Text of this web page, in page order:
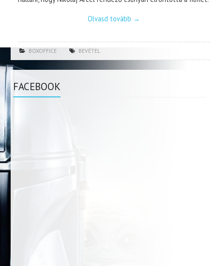
Olvasd tovább →
BOXOFFICE BEVÉTEL
FACEBOOK